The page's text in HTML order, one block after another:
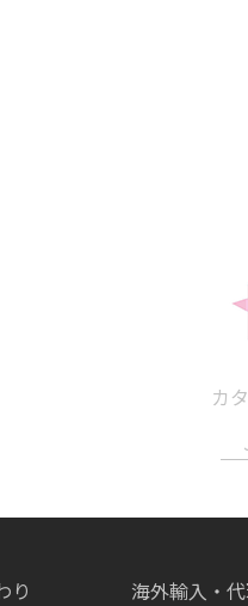
カ
り 海外輸入・